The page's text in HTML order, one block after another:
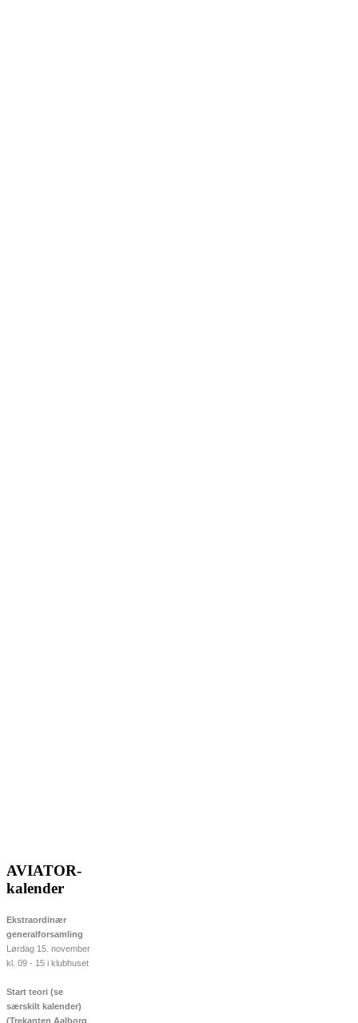
AVIATOR-
kalender
Ekstraordinær
generalforsamling
Lørdag 15. november
kl. 09 - 15 i klubhuset
Start teori (se
særskilt kalender)
(Trekanten Aalborg